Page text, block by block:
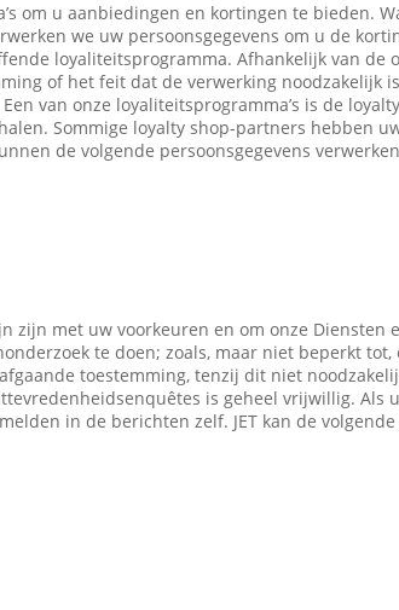
om u aanbiedingen en kortingen te bieden.
we uw persoonsgegevens om u de
loyaliteitsprogramma. Afhankelijk van de
of het feit dat de verwerking noodzakelijk
van onze loyaliteitsprogramma’s is de
Sommige loyalty shop-partners hebben
de volgende persoonsgegevens
zijn met uw voorkeuren en om onze Diensten
te doen; zoals, maar niet beperkt
toestemming, tenzij dit niet
is geheel vrijwillig. Als
in de berichten zelf. JET kan de